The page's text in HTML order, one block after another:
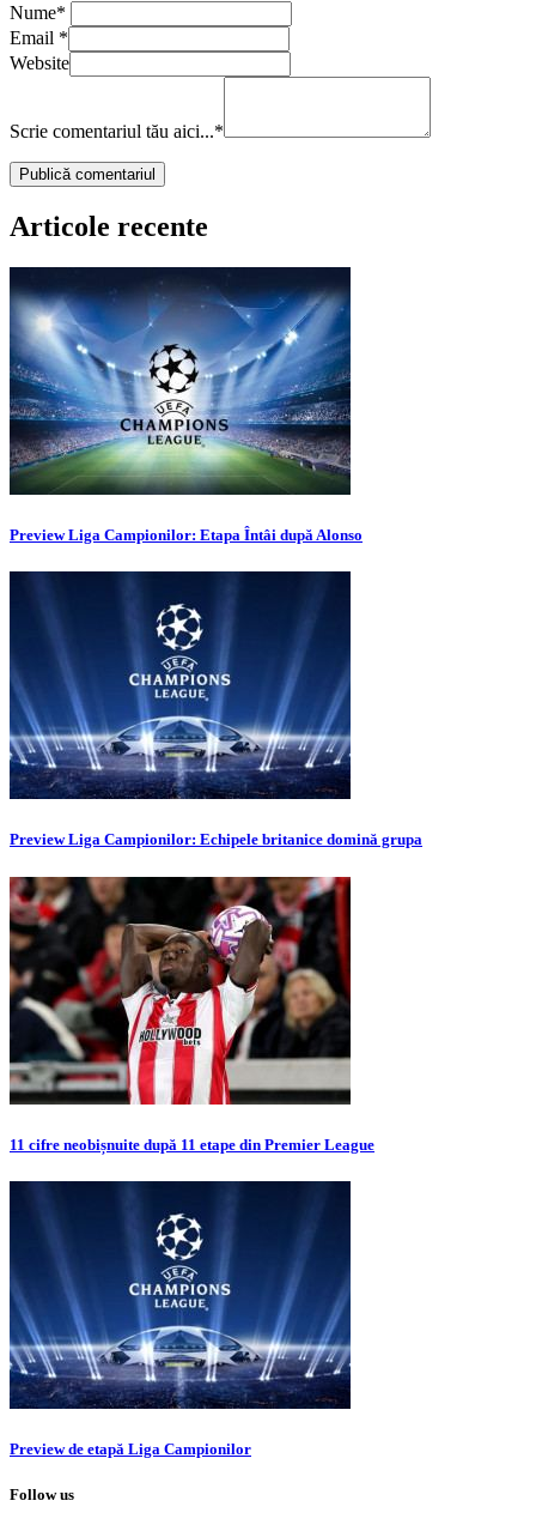
Nume*
Email *
Website
Scrie comentariul tău aici...*
Articole recente
Preview Liga Campionilor: Etapa Întâi după Alonso
Preview Liga Campionilor: Echipele britanice domină grupa
11 cifre neobișnuite după 11 etape din Premier League
Preview de etapă Liga Campionilor
Follow us